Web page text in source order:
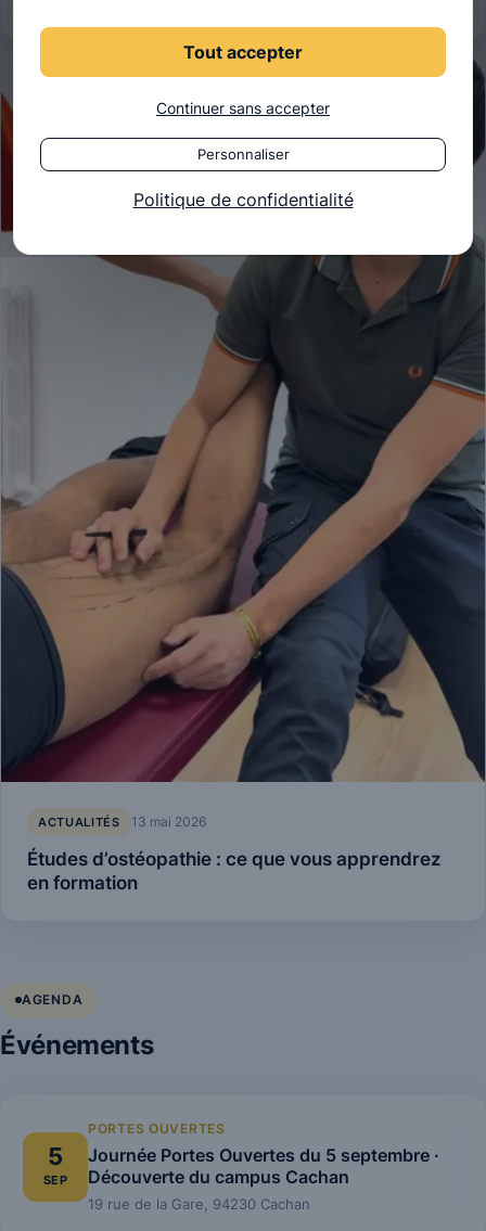
ACTUALITÉS 13 mai 2026
Études d’ostéopathie : ce que vous apprendrez
en formation
AGENDA
Événements
5
SEP
PORTES OUVERTES
Journée Portes Ouvertes du 5 septembre ·
Découverte du campus Cachan
19 rue de la Gare, 94230 Cachan
Tout accepter
Continuer sans accepter
Personnaliser
Politique de confidentialité